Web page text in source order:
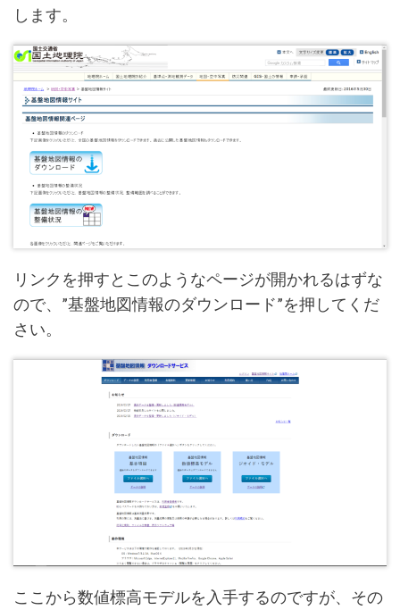
します。
リンクを押すとこのようなページが開かれるはずな
ので、”基盤地図情報のダウンロード”を押してくだ
さい。
ここから数値標高モデルを入手するのですが、その